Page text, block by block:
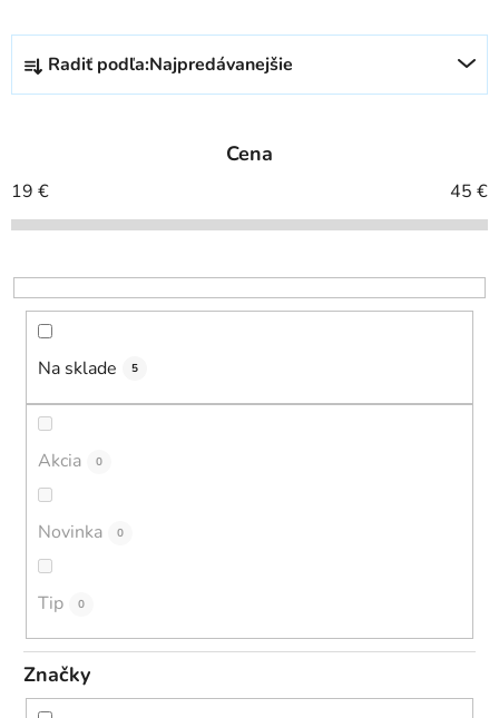
R
d
i
e
r
o
Radiť podľa:Najpredávanejšie
Cena
19 € 45 €
Na sklade 5
Akcia 0
Novinka 0
Tip 0
Značky